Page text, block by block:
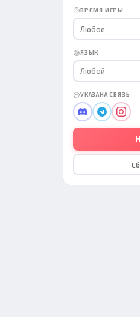
ВРЕМЯ ИГРЫ
Любое
ЯЗЫК
Любой
УКАЗАНА СВЯЗЬ